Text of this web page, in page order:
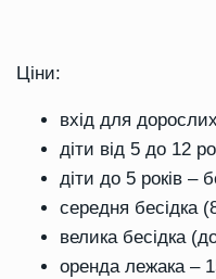
Ціни:
вхід для
діти від 5 до 12
діти до 5 років –
середня бесідка
велика бесідка
оренда лежака –